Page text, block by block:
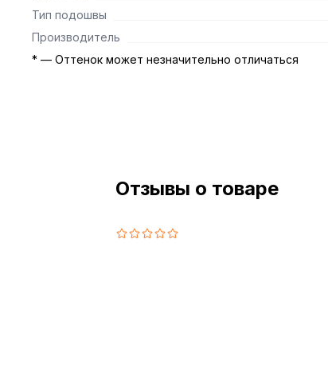
Тип подошвы
Производитель
* — Оттенок может незначительно отличаться
Отзывы о товаре